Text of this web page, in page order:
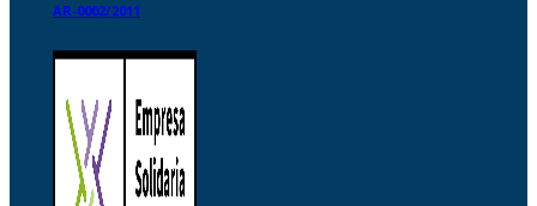
AR-0002/2011